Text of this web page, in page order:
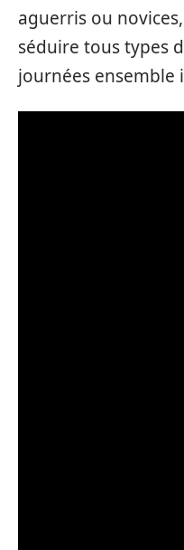
aguerris ou
séduire tous types
journées ensemble